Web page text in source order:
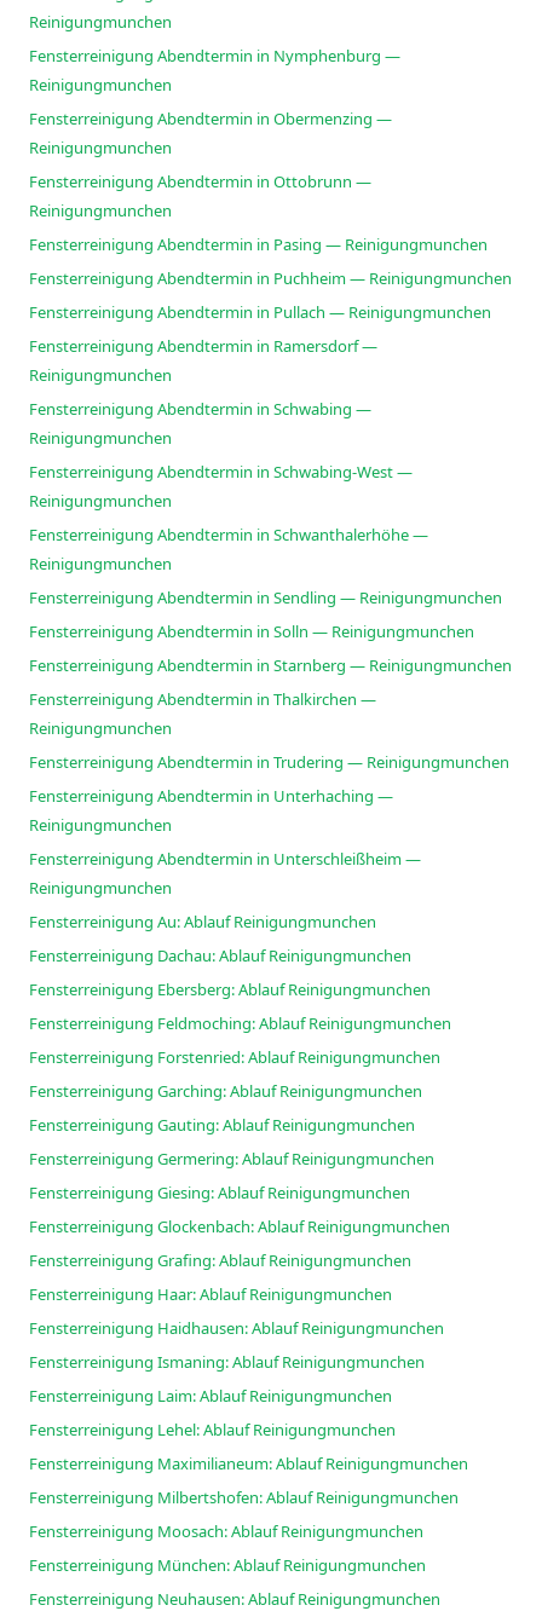
Reinigungmunchen
Fensterreinigung Abendtermin in Nymphenburg —
Reinigungmunchen
Fensterreinigung Abendtermin in Obermenzing —
Reinigungmunchen
Fensterreinigung Abendtermin in Ottobrunn —
Reinigungmunchen
Fensterreinigung Abendtermin in Pasing — Reinigungmunchen
Fensterreinigung Abendtermin in Puchheim — Reinigungmunchen
Fensterreinigung Abendtermin in Pullach — Reinigungmunchen
Fensterreinigung Abendtermin in Ramersdorf —
Reinigungmunchen
Fensterreinigung Abendtermin in Schwabing —
Reinigungmunchen
Fensterreinigung Abendtermin in Schwabing-West —
Reinigungmunchen
Fensterreinigung Abendtermin in Schwanthalerhöhe —
Reinigungmunchen
Fensterreinigung Abendtermin in Sendling — Reinigungmunchen
Fensterreinigung Abendtermin in Solln — Reinigungmunchen
Fensterreinigung Abendtermin in Starnberg — Reinigungmunchen
Fensterreinigung Abendtermin in Thalkirchen —
Reinigungmunchen
Fensterreinigung Abendtermin in Trudering — Reinigungmunchen
Fensterreinigung Abendtermin in Unterhaching —
Reinigungmunchen
Fensterreinigung Abendtermin in Unterschleißheim —
Reinigungmunchen
Fensterreinigung Au: Ablauf Reinigungmunchen
Fensterreinigung Dachau: Ablauf Reinigungmunchen
Fensterreinigung Ebersberg: Ablauf Reinigungmunchen
Fensterreinigung Feldmoching: Ablauf Reinigungmunchen
Fensterreinigung Forstenried: Ablauf Reinigungmunchen
Fensterreinigung Garching: Ablauf Reinigungmunchen
Fensterreinigung Gauting: Ablauf Reinigungmunchen
Fensterreinigung Germering: Ablauf Reinigungmunchen
Fensterreinigung Giesing: Ablauf Reinigungmunchen
Fensterreinigung Glockenbach: Ablauf Reinigungmunchen
Fensterreinigung Grafing: Ablauf Reinigungmunchen
Fensterreinigung Haar: Ablauf Reinigungmunchen
Fensterreinigung Haidhausen: Ablauf Reinigungmunchen
Fensterreinigung Ismaning: Ablauf Reinigungmunchen
Fensterreinigung Laim: Ablauf Reinigungmunchen
Fensterreinigung Lehel: Ablauf Reinigungmunchen
Fensterreinigung Maximilianeum: Ablauf Reinigungmunchen
Fensterreinigung Milbertshofen: Ablauf Reinigungmunchen
Fensterreinigung Moosach: Ablauf Reinigungmunchen
Fensterreinigung München: Ablauf Reinigungmunchen
Fensterreinigung Neuhausen: Ablauf Reinigungmunchen